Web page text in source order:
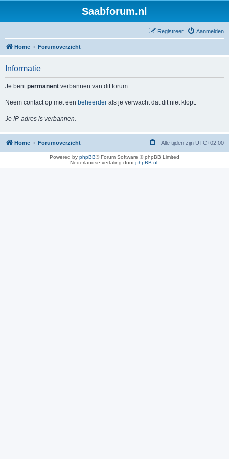
Saabforum.nl
Aanmelden
Registreer
Home Forumoverzicht
Informatie
Je bentpermanent verbannen van dit forum.
Neem contact op met een beheerder als je verwacht dat dit niet klopt.
Je IP-adres is verbannen.
Home Forumoverzicht Alle tijden zijn UTC+02:00
Powered by phpBB® Forum Software © phpBB Limited
Nederlandse vertaling doorphpBB.nl